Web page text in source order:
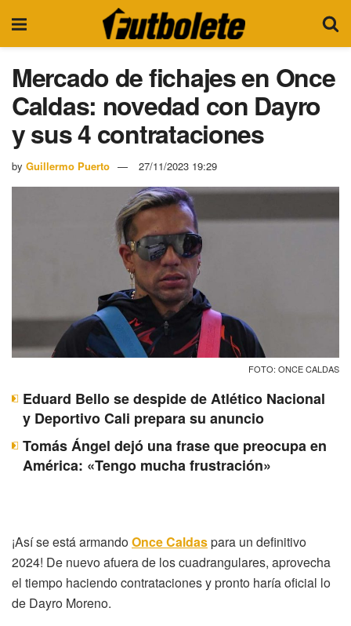
Mercado de fichajes en Once
Caldas: novedad con Dayro
y sus 4 contrataciones
by Guillermo Puerto 27/11/2023 19:29
FOTO: ONCE CALDAS
Eduard Bello se despide de Atlético Nacional
y Deportivo Cali prepara su anuncio
Tomás Ángel dejó una frase que preocupa en
América: «Tengo mucha frustración»
¡Así se está armandoOnce Caldaspara un definitivo
2024! De nuevo afuera de los cuadrangulares, aprovecha
el tiempo haciendo contrataciones y pronto haría oficial lo
de Dayro Moreno.